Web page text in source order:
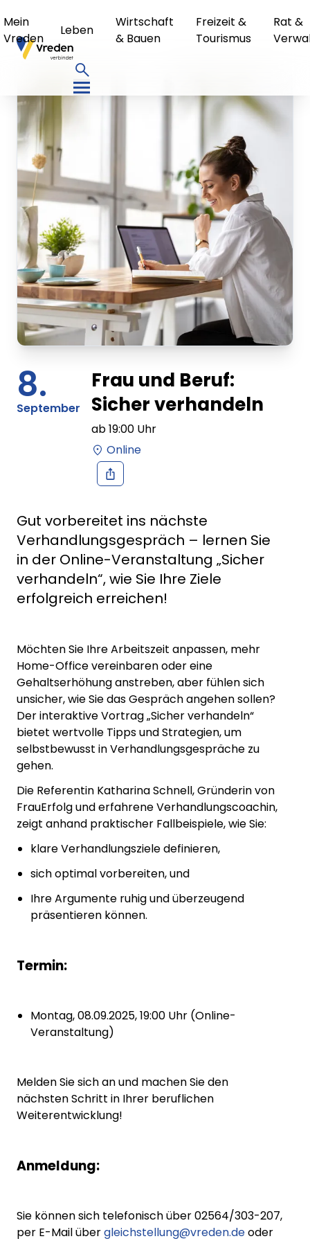
Mein
Vreden
Leben
Wirtschaft
& Bauen
Freizeit &
Tourismus
Rat &
8.
September
Frau und Beruf:
Sicher verhandeln
ab19:00 Uhr
Online
Gut vorbereitet ins nächste
Verhandlungsgespräch – lernen Sie
in der Online-Veranstaltung „Sicher
verhandeln“, wie Sie Ihre Ziele
erfolgreich erreichen!
Möchten Sie Ihre Arbeitszeit anpassen, mehr
Home-Office vereinbaren oder eine
Gehaltserhöhung anstreben, aber fühlen sich
unsicher, wie Sie das Gespräch angehen sollen?
Der interaktive Vortrag „Sicher verhandeln“
bietet wertvolle Tipps und Strategien, um
selbstbewusst in Verhandlungsgespräche zu
gehen.
Die Referentin Katharina Schnell, Gründerin von
FrauErfolg und erfahrene Verhandlungscoachin,
zeigt anhand praktischer Fallbeispiele, wie Sie:
klare Verhandlungsziele definieren,
sich optimal vorbereiten, und
Ihre Argumente ruhig und überzeugend
präsentieren können.
Termin:
Montag, 08.09.2025, 19:00 Uhr (Online-
Veranstaltung)
Melden Sie sich an und machen Sie den
nächsten Schritt in Ihrer beruflichen
Weiterentwicklung!
Anmeldung:
Sie können sich telefonisch über 02564/303-207,
per E-Mail übergleichstellung@vreden.deoder